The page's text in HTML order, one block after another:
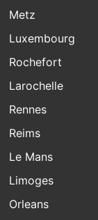
Metz
Luxembourg
Rochefort
Larochelle
Rennes
Reims
Le Mans
Limoges
Orleans